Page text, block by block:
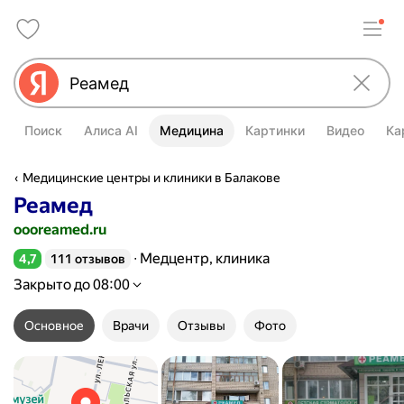
Поиск Алиса AI Медицина Картинки Видео
Медицинские центры и клиники в Балакове
Реамед
oooreamed.ru
Рейтинг 4,7 из 5
4,7 111 отзывов
Медцентр, клиника
Закрыто до 08:00
Основное Врачи Отзывы Фото